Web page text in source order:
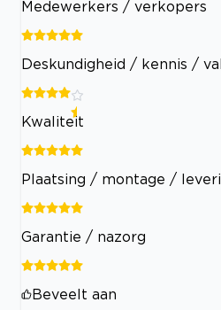
Medewerkers / verkopers
Deskundigheid / kennis /
Kwaliteit
Plaatsing / montage /
Garantie / nazorg
Beveelt aan